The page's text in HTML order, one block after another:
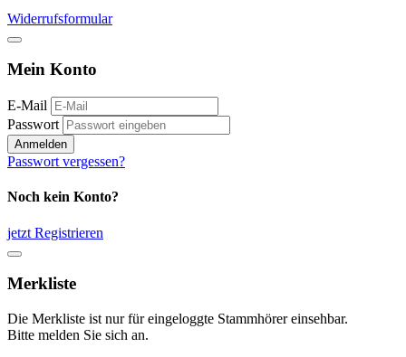
Widerrufsformular
Mein Konto
E-Mail
Passwort
Anmelden
Passwort vergessen?
Noch kein Konto?
jetzt Registrieren
Merkliste
Die Merkliste ist nur für eingeloggte Stammhörer einsehbar.
Bitte melden Sie sich an.